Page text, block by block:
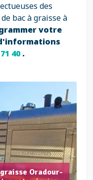
des
bac à graisse à
votre
40.
Oradour-